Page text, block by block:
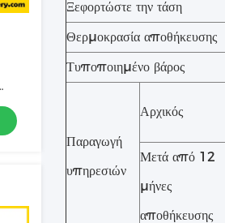
Ξεφορτώστε την τάση
Θερμοκρασία αποθήκευσης
Τυποποιημένο βάρος
Παραγωγή
υπηρεσιών
Αρχικός
Μετά από 12
μήνες
αποθήκευσης